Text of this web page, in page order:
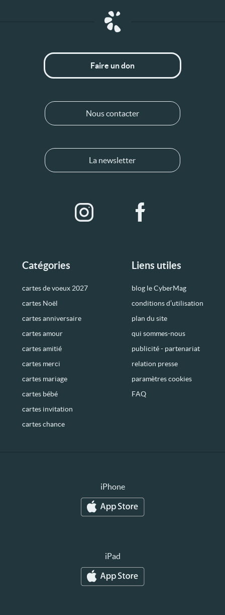
Catégories
cartes de voeux 2027
cartes Noël
cartes anniversaire
cartes amour
cartes amitié
cartes merci
cartes mariage
cartes bébé
cartes invitation
cartes chance
Liens utiles
blog le CyberMag
conditions d’utilisation
plan du site
qui sommes-nous
publicité - partenariat
relation presse
paramètres cookies
FAQ
Faire un don
Nous contacter
La newsletter
iPhone
iPad